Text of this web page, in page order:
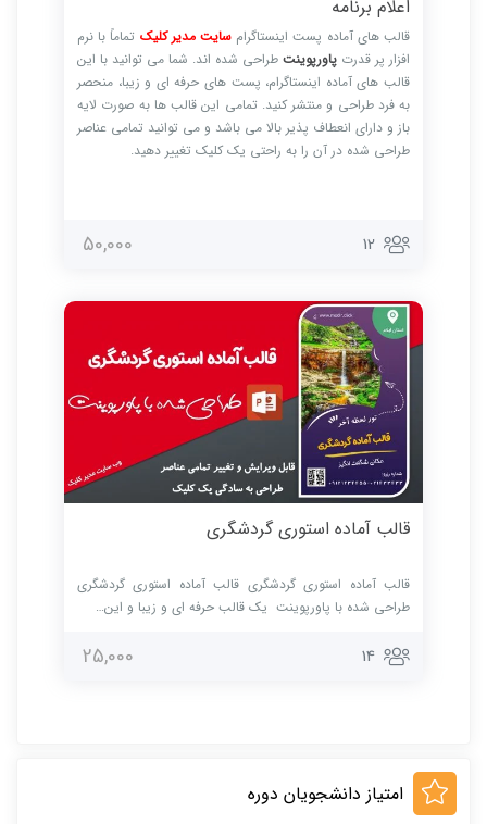
اعلام برنامه
قالب های آماده پست اینستاگرام سایت مدیر کلیک تماماً با نرم
افزار پر قدرت پاورپوینت طراحی شده اند. شما می توانید با این
قالب های آماده اینستاگرام، پست های حرفه ای و زیبا، منحصر
به فرد طراحی و منتشر کنید. تمامی این قالب ها به صورت لایه
باز و دارای انعطاف پذیر بالا می باشد و می توانید تمامی عناصر
طراحی شده در آن را به راحتی یک کلیک تغییر دهید.
12
50,000
قالب آماده استوری گردشگری
قالب آماده استوری گردشگری قالب آماده استوری گردشگری
طراحی شده با پاورپوینت یک قالب حرفه ای و زیبا و این…
14
25,000
امتیاز دانشجویان دوره